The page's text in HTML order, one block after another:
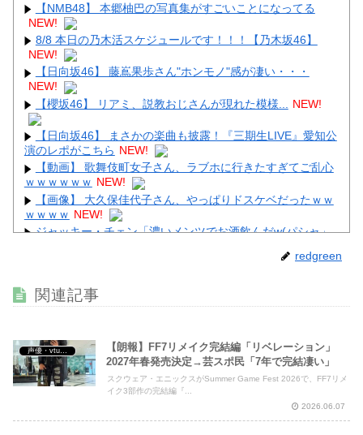
Powered by livedoor 相互RSS
【NMB48】 本郷柚巴の写真集がすごいことになってる
NEW!
8/8 本日の乃木活スケジュールです！！！【乃木坂46】
NEW!
【日向坂46】 藤嶌果歩さん"ホンモノ"感が凄い・・・
NEW!
【櫻坂46】 リアミ、説教おじさんが現れた模様...
NEW!
【日向坂46】 まさかの楽曲も披露！『三期生LIVE』愛知公
演のレポがこちら NEW!
【動画】 歌舞伎町女子さん、ラブホに行きたすぎてご乱心
ｗｗｗｗｗｗ NEW!
【画像】 大久保佳代子さん、やっぱりドスケベだったｗｗ
ｗｗｗｗ NEW!
ジャッキー・チェン「濃いメンツでお酒飲んだw(パシャ」
NEW!
ガチでヤバすぎる…
Powered by livedoor 相互RSS
redgreen
関連記事
【朗報】FF7リメイク完結編「リベレーション」
2027年春発売決定→芸スポ民「7年で完結凄い」
スクウェア・エニックスがSummer Game Fest 2026で、FF7リメ
イク3部作の完結編『...
2026.06.07